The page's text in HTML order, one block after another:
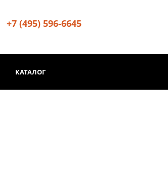
+7 (495) 596-6645
КАТАЛОГ